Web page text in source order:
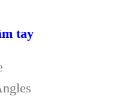
tay